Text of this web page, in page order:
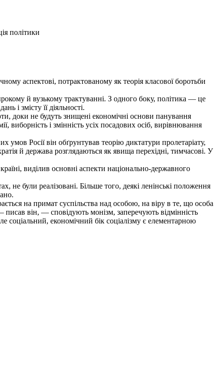
політики
аспектові, потрактованому як теорія класової боротьби
й вузькому трактуванні. З одного боку, політика — це
і змісту її діяльності.
доки не будуть знищені економічні основи панування
виборність і змінність усіх посадових осіб, вирівнювання
Росії він обґрунтував теорію диктатури пролетаріату,
й держава розглядаються як явища перехідні, тимчасові. У
виділив основні аспекти національно-державного
не були реалізовані. Більше того, деякі ленінські положення
на примат суспільства над особою, на віру в те, що особа
він, — сповідують монізм, заперечують відмінність
соціальний, економічний бік соціалізму є елементарною